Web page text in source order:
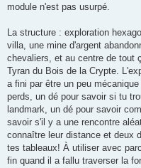
module n'est pas usurpé.
La structure : exploration
villa, une mine d'argent
chevaliers, et au centre de tout
Tyran du Bois de la Crypte.
a fini par être un peu
perds, un dé pour savoir si tu
landmark, un dé pour savoir
savoir s'il y a une rencontre
connaître leur distance et deux
tes tableaux! À utiliser avec
fin quand il a fallu traverser la